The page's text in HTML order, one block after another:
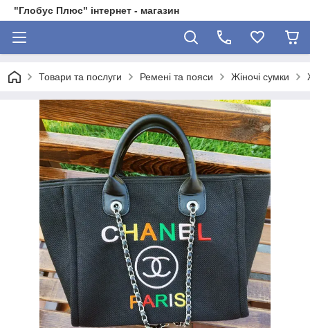
"Глобус Плюс" інтернет - магазин
Товари та послуги Ремені та пояси Жіночі сумки